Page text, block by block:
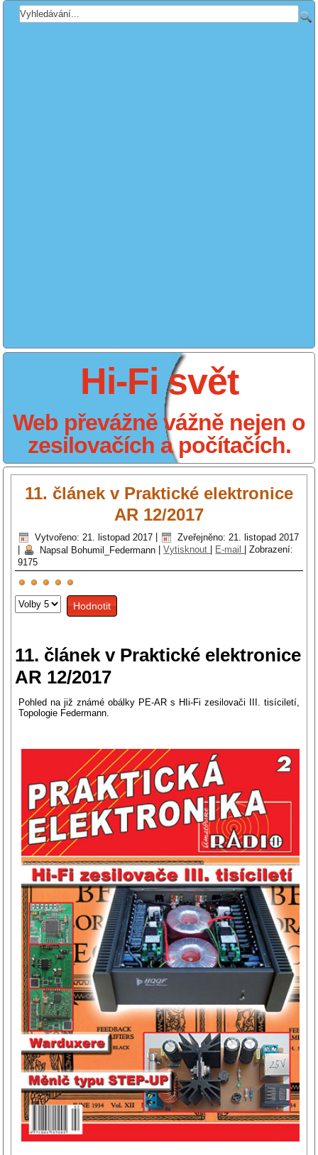
Hi-Fi svět
Web převážně vážně nejen o
zesilovačích a počítačích.
11. článek v Praktické elektronice
AR 12/2017
Vytvořeno: 21. listopad 2017
Zveřejněno: 21. listopad 2017
Napsal Bohumil_Federmann |Vytisknout E-mail |Zobrazení:
9175
uživatelů:
/5
Hodnoťte
prosím
11. článek v Praktické elektronice
AR 12/2017
Pohled na již známé obálky PE-AR s HIi-Fi zesilovači III. tisíciletí,
Topologie Federmann.